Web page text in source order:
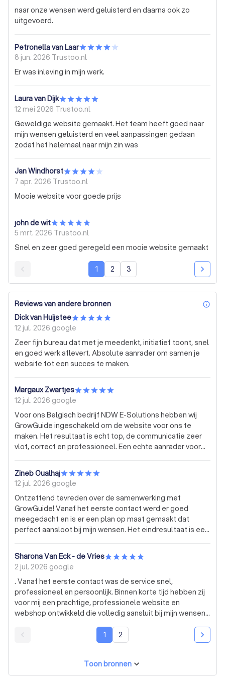
naar onze wensen werd geluisterd en daarna ook zo
uitgevoerd.
Petronella van Laar
8 jun. 2026 Trustoo.nl
Er was inleving in mijn werk.
Laura van Dijk
12 mei 2026 Trustoo.nl
Geweldige website gemaakt. Het team heeft goed naar
mijn wensen geluisterd en veel aanpassingen gedaan
zodat het helemaal naar mijn zin was
Jan Windhorst
7 apr. 2026 Trustoo.nl
Mooie website voor goede prijs
john de wit
5 mrt. 2026 Trustoo.nl
Snel en zeer goed geregeld een mooie website gemaakt
1 2 3
Reviews van andere bronnen
Dick van Huijstee
12 jul. 2026 google
Zeer fijn bureau dat met je meedenkt, initiatief toont, snel
en goed werk aflevert. Absolute aanrader om samen je
website tot een succes te maken.
Margaux Zwartjes
12 jul. 2026 google
Voor ons Belgisch bedrijf NDW E-Solutions hebben wij
GrowGuide ingeschakeld om de website voor ons te
maken. Het resultaat is echt top, de communicatie zeer
vlot, correct en professioneel. Een echte aanrader voor
Zineb Oualhaj
12 jul. 2026 google
Ontzettend tevreden over de samenwerking met
GrowGuide! Vanaf het eerste contact werd er goed
meegedacht en is er een plan op maat gemaakt dat
perfect aansloot bij mijn wensen. Het eindresultaat is een
netjes afgewerkt en de communicatie verliep prettig
gedurende het hele traject. Daarnaast heb ik ook gekozen
voor het marketingpakket en ik kijk uit naar de verdere
samenwerking. Een vriendelijk, betrokken en
professioneel team dat echt de tijd neemt voor de klant.
Zeker een aanrader. Bedankt voor alles! 👏😊
Sharona Van Eck - de Vries
2 jul. 2026 google
. Vanaf het eerste contact was de service snel,
professioneel en persoonlijk. Binnen korte tijd hebben zij
voor mij een prachtige, professionele website en
webshop ontwikkeld die volledig aansluit bij mijn wensen
waardeerde, is de persoonlijke begeleiding gedurende
het hele traject. Van ontwerp tot oplevering werd ik
aan ieder detail. Mijn ideeën en wensen werden perfect
1 2
Toon bronnen